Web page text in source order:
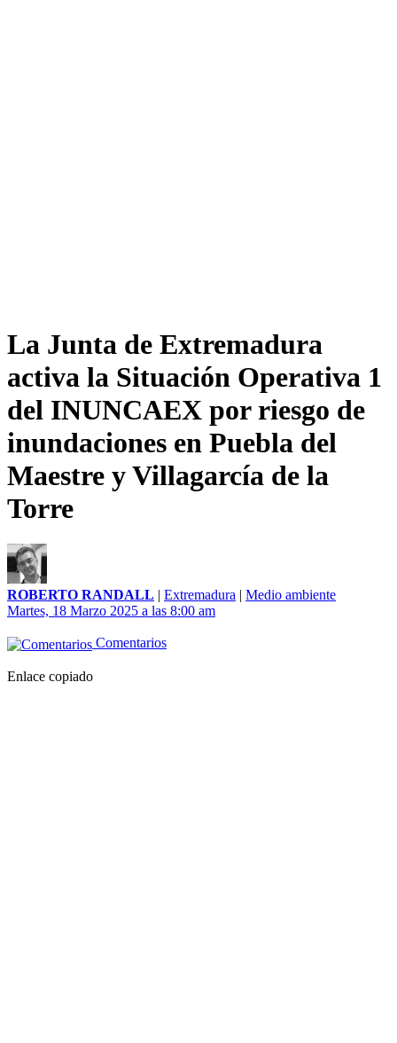
La Junta de Extremadura
activa la Situación Operativa 1
del INUNCAEX por riesgo de
inundaciones en Puebla del
Maestre y Villagarcía de la
Torre
ROBERTO RANDALL | Extremadura | Medio ambiente
Martes, 18 Marzo 2025 a las 8:00 am
Comentarios
Enlace copiado